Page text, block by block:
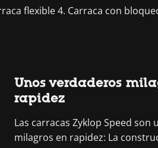
flexible 4. Carraca con
Unos verdaderos
rapidez
Las carracas Zyklop Speed son
milagros en rapidez: La